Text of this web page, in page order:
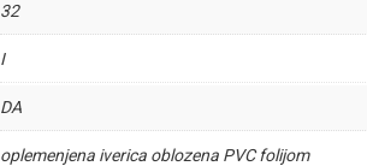
32
I
DA
oplemenjena iverica oblozena PVC folijom